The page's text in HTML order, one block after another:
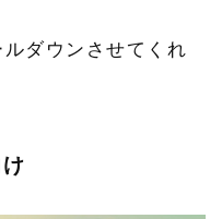
ダウンさせてくれ